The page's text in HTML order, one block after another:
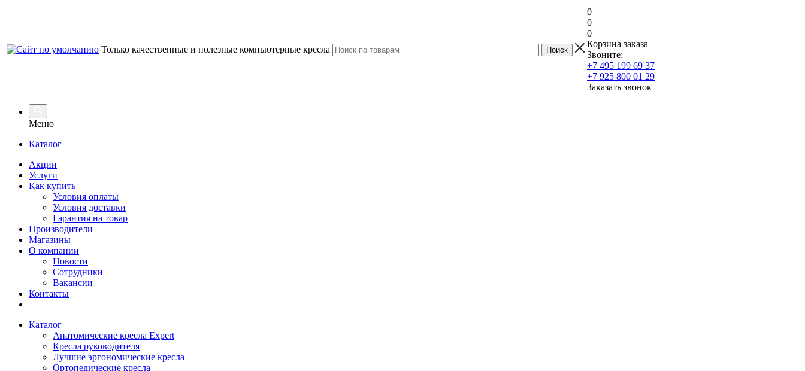
Только качественные и полезные компьютерные кресла
0
0
0
Корзина заказа
Звоните:
+7 495 199 69 37
+7 925 800 01 29
Заказать звонок
Меню
Каталог
Акции
Услуги
Как купить
Условия оплаты
Условия доставки
Гарантия на товар
Производители
Магазины
О компании
Новости
Сотрудники
Вакансии
Контакты
Каталог
Анатомические кресла Expert
Кресла руководителя
Лучшие эргономические кресла
Ортопедические кресла